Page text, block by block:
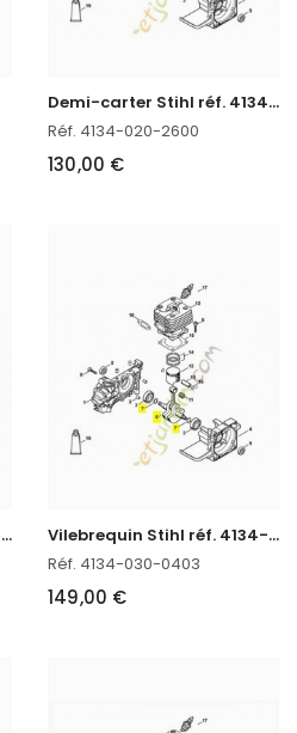
D
emi-carter Stihl réf. 4134-020-2600
Réf. 4134-020-2600
130,00 €
D
emi-carter Stihl réf. 4134-020-2900 V
ilebrequin Stihl réf. 4134-030-0403
Réf. 4134-030-0403
149,00 €